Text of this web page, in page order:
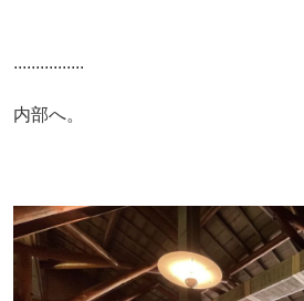
................
内部へ。